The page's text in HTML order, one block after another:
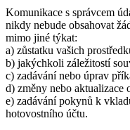
Komunikace s správcem
nikdy nebude obsahovat
mimo jiné týkat:
a) zůstatku vašich
b) jakýchkoli záležitostí
c) zadávání nebo úprav
d) změny nebo aktualizace
e) zadávání pokynů k
hotovostního účtu.